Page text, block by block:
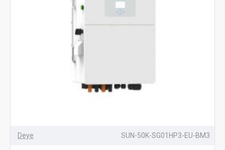
Deye SUN-50K-SG01HP3-EU-BM3